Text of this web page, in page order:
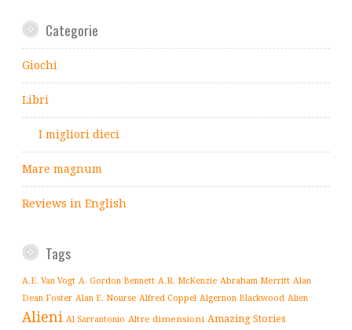
Categorie
Giochi
Libri
I migliori dieci
Mare magnum
Reviews in English
Tags
A.E. Van Vogt A. Gordon Bennett A.R. McKenzie Abraham Merritt Alan
Dean Foster Alan E. Nourse Alfred Coppel Algernon Blackwood Alien
Alieni Al Sarrantonio Altre dimensioni Amazing Stories